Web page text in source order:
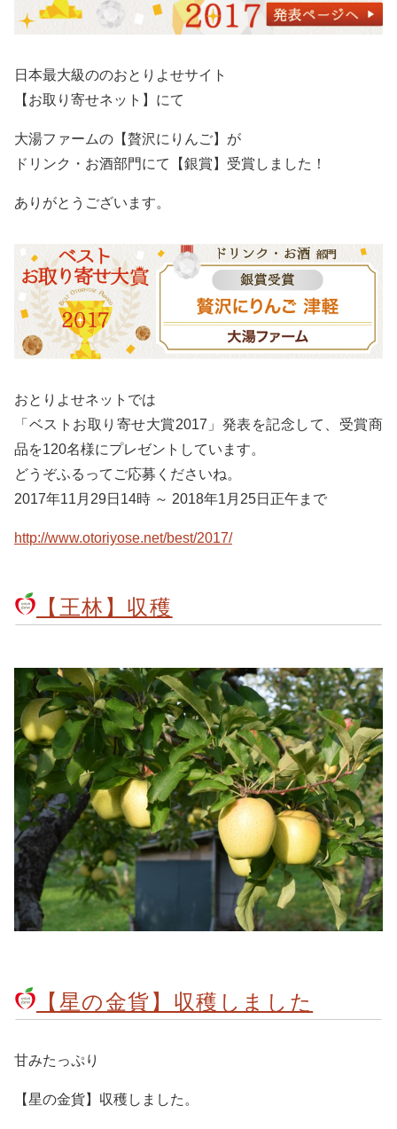
日本最大級ののおとりよせサイト
【お取り寄せネット】にて
大湯ファームの【贅沢にりんご】が
ドリンク・お酒部門にて【銀賞】受賞しました！
ありがとうございます。
おとりよせネットでは
「ベストお取り寄せ大賞2017」発表を記念して、受賞商
品を120名様にプレゼントしています。
どうぞふるってご応募くださいね。
2017年11月29日14時 ～ 2018年1月25日正午まで
http://www.otoriyose.net/best/2017/
【王林】収穫
【星の金貨】収穫しました
甘みたっぷり
【星の金貨】収穫しました。